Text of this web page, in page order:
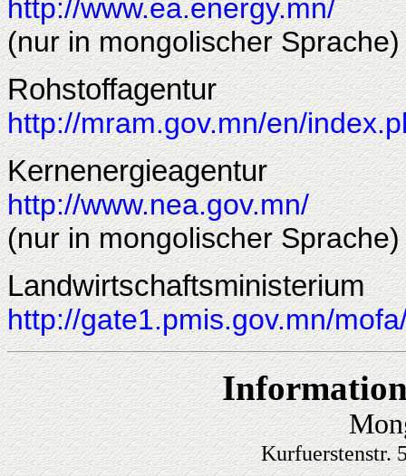
http://www.ea.energy.mn/
(nur in mongolischer Sprache)
Rohstoffagentur
http://mram.gov.mn/en/
Kernenergieagentur
http://www.nea.gov.mn/
(nur in mongolischer Sprache)
Landwirtschaftsministerium
http://gate1.pmis.gov.mn/
Kurfuerstenstr.